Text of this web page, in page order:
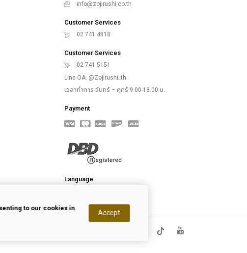
info@zojirushi.co.th
Customer Services
02 741 4818
Customer Services
02 741 5151
Line OA. @Zojirushi_th
เวลาทำการ จันทร์ – ศุกร์ 9.00-18.00 น.
Payment
Language
to our cookies in
Accept